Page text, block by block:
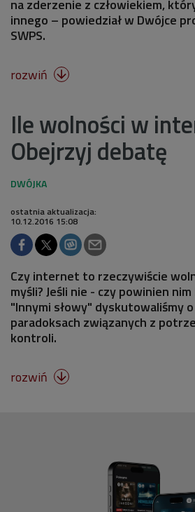
na zderzenie z człowiekiem,
innego – powiedział w Dwójce
SWPS.
rozwiń 
Ile wolności w
Obejrzyj debatę
ostatnia aktualizacja:
10.12.2016 15:08
Czy internet to rzeczywiście
myśli? Jeśli nie - czy powinien
"Innymi słowy" dyskutowaliśmy
paradoksach związanych z
kontroli.
rozwiń 